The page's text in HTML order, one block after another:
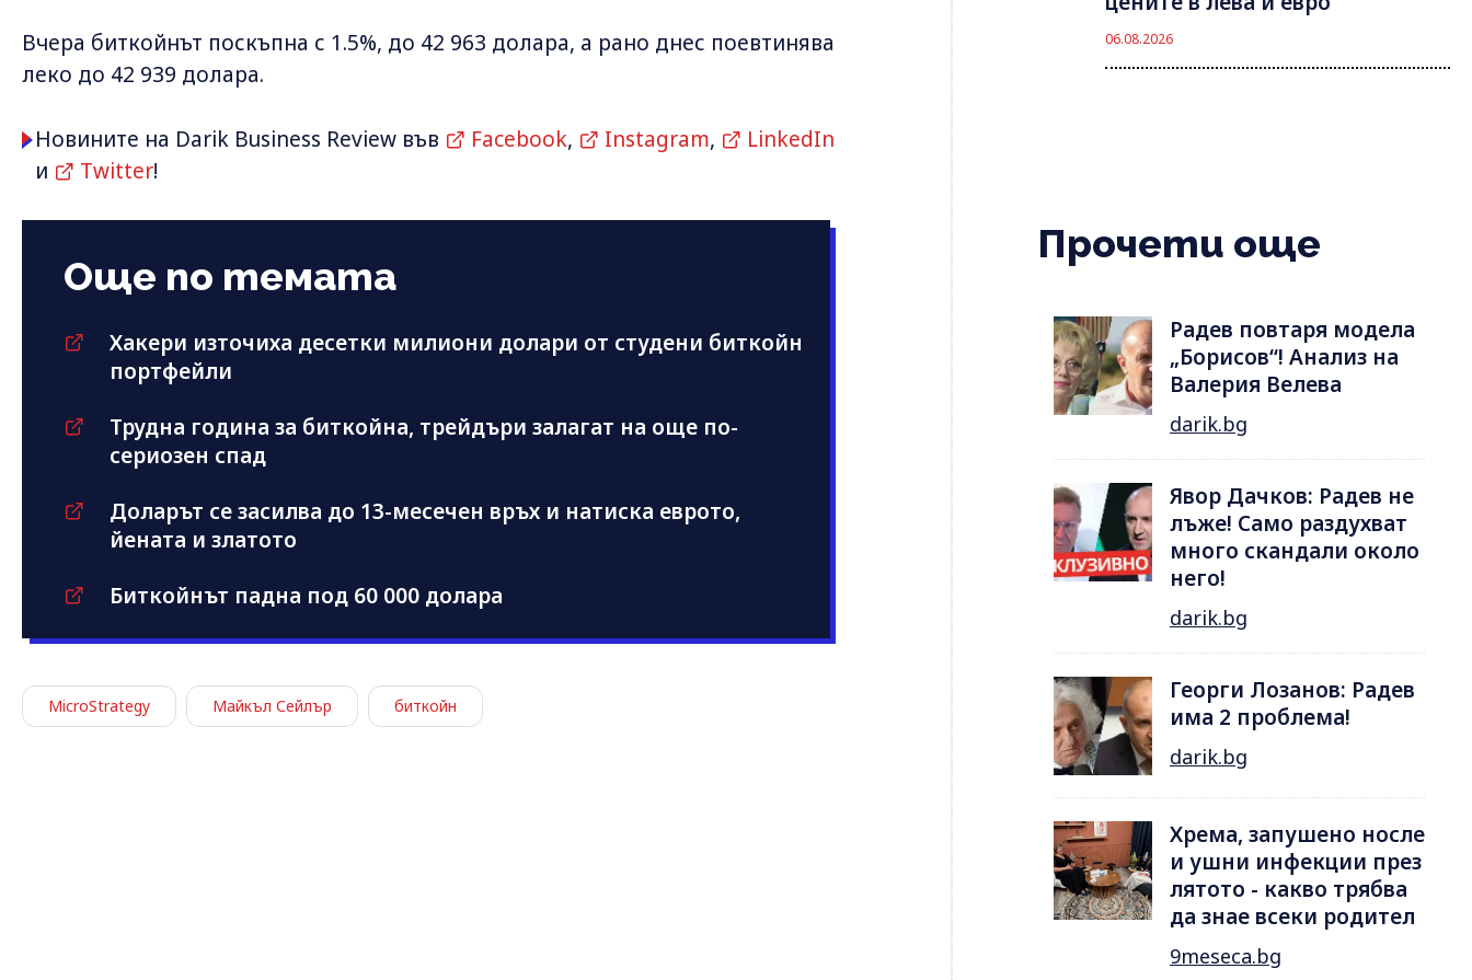
Вчера биткойнът поскъпна с 1.5%, до 42 963 доларa, a рано днес поевтинява
леко до 42 939 долара.
Новините на Darik Business Review във Facebook, Instagram,
LinkedIn
и
Twitter!
Още по темата
Хакери източиха десетки милиони долари от студени биткойн
портфейли
Трудна година за биткойна, трейдъри залагат на още по-
сериозен спад
Доларът се засилва до 13-месечен връх и натиска еврото,
йената и златото
Биткойнът падна под 60 000 долара
MicroStrategy Майкъл Сейлър биткойн
06.08.2026
Прочети още
Радев повтаря модела
„Борисов“! Анализ на
Валерия Велева
darik.bg
Явор Дачков: Радев не
лъже! Само раздухват
много скандали около
него!
darik.bg
Георги Лозанов: Радев
има 2 проблема!
darik.bg
Хрема, запушено носле
и ушни инфекции през
лятотo - какво трябва
да знае всеки родител
9meseca.bg